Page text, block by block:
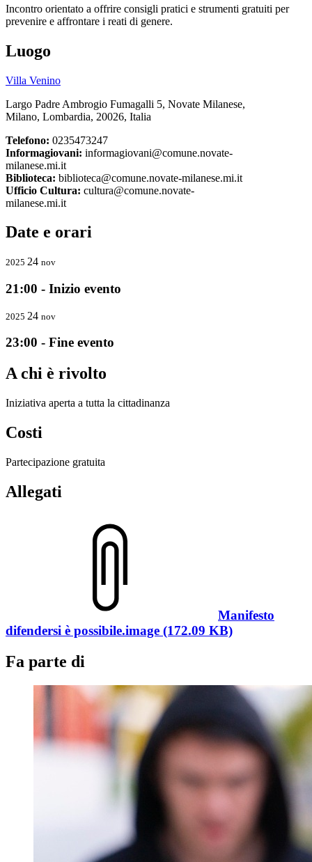
Incontro orientato a offrire consigli pratici e strumenti gratuiti per
prevenire e affrontare i reati di genere.
Luogo
Villa Venino
Largo Padre Ambrogio Fumagalli 5, Novate Milanese,
Milano, Lombardia, 20026, Italia
Telefono: 0235473247
Informagiovani: informagiovani@comune.novate-
milanese.mi.it
Biblioteca: biblioteca@comune.novate-milanese.mi.it
Ufficio Cultura: cultura@comune.novate-
milanese.mi.it
Date e orari
2025 24 nov
21:00 - Inizio evento
2025 24 nov
23:00 - Fine evento
A chi è rivolto
Iniziativa aperta a tutta la cittadinanza
Costi
Partecipazione gratuita
Allegati
Manifesto
difendersi è possibile.image (172.09 KB)
Fa parte di